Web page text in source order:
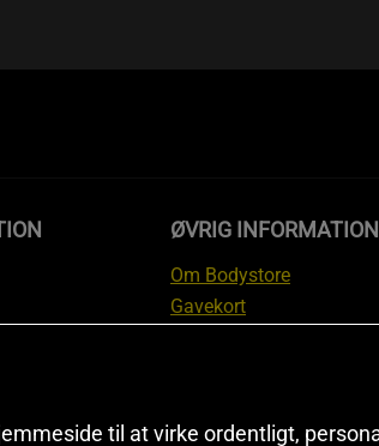
ØVRIG INFORMATION
Om Bodystore
Gavekort
Sitemap
til at virke ordentligt,